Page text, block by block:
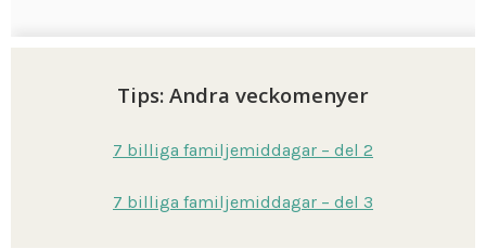
Tips: Andra veckomenyer
7 billiga familjemiddagar – del 2
7 billiga familjemiddagar – del 3